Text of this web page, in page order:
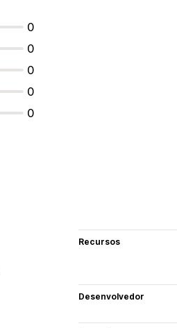
0
0
0
0
0
Recursos
Desenvolvedor